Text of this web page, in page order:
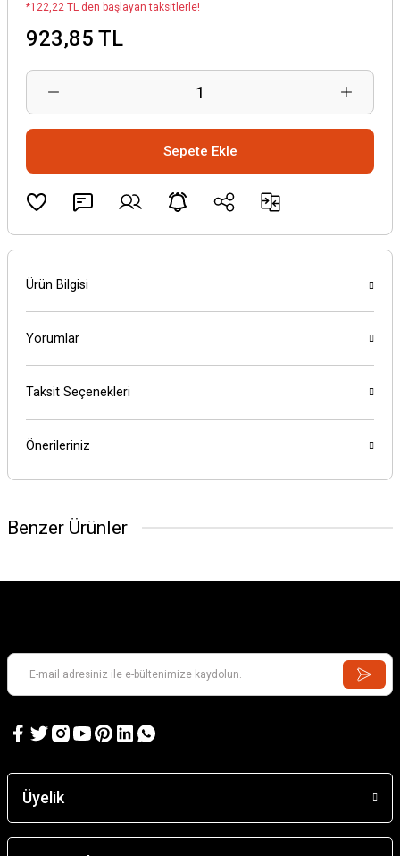
*122,22 TL den başlayan taksitlerle!
923,85 TL
Sepete Ekle
Ürün Bilgisi
Yorumlar
Taksit Seçenekleri
Önerileriniz
Benzer Ürünler
Üyelik